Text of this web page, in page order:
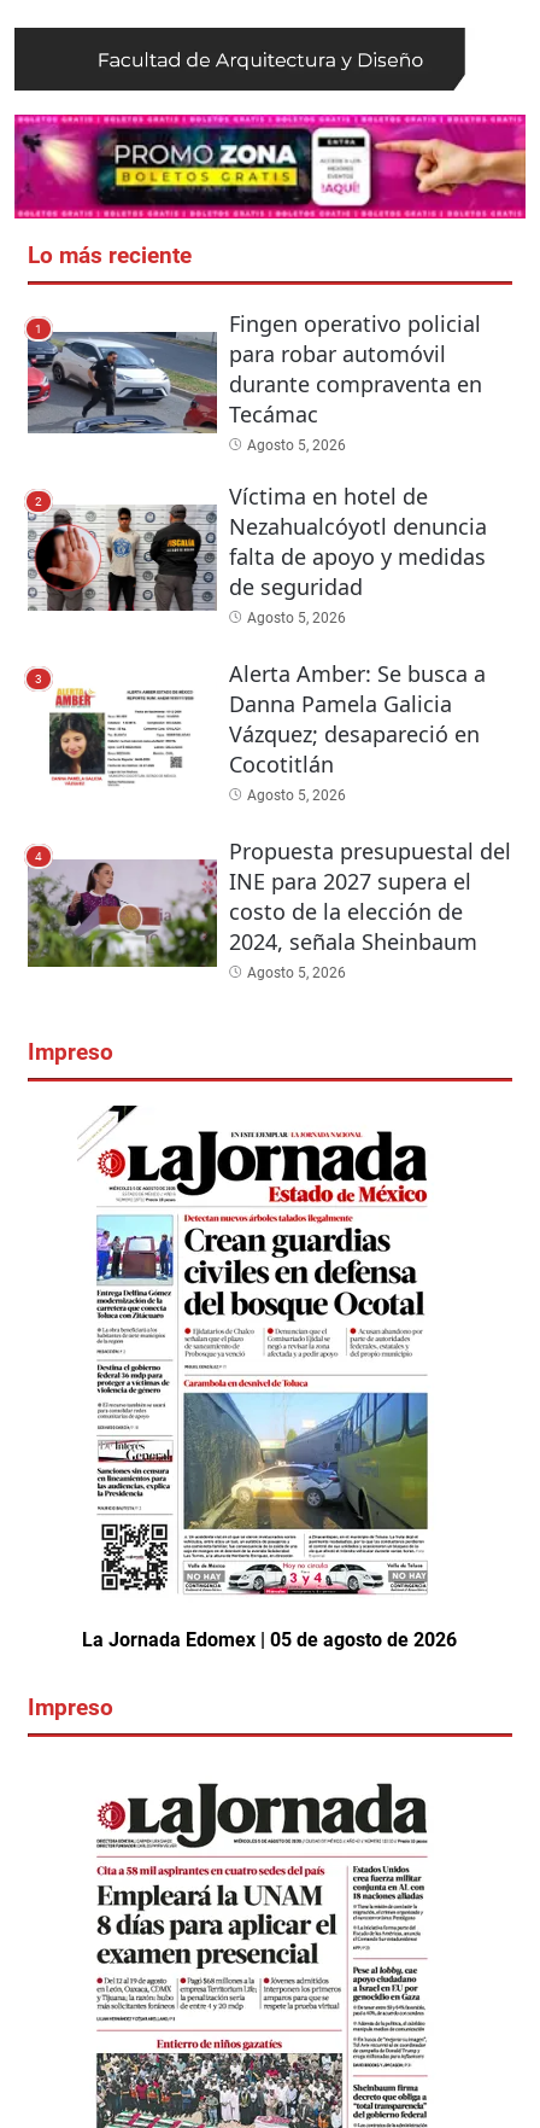
Lo más reciente
1
Fingen operativo policial
para robar automóvil
durante compraventa en
Tecámac
Agosto 5, 2026
2
Víctima en hotel de
Nezahualcóyotl denuncia
falta de apoyo y medidas
de seguridad
Agosto 5, 2026
3
Alerta Amber: Se busca a
Danna Pamela Galicia
Vázquez; desapareció en
Cocotitlán
Agosto 5, 2026
4
Propuesta presupuestal del
INE para 2027 supera el
costo de la elección de
2024, señala Sheinbaum
Agosto 5, 2026
Impreso
La Jornada Edomex | 05 de agosto de 2026
Impreso